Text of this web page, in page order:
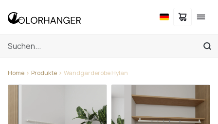
Home Produkte Wandgarderobe Hylan